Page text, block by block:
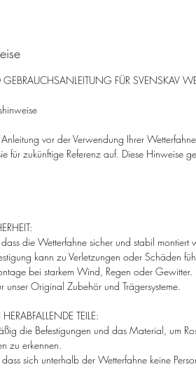
selbst bei ungünstigen
bieten unsere
Einsatzmöglichkeiten.
Highlight, diese Fahnen
Blickfang in jeder
Zur individuellen
zahlreiche Motive zur
klassischen bis zu
reichen – für jeden
dabei. Zusätzlich sind
GEBRAUCHSANLEITUNG FÜR SVENSKAV
vor der Verwendung Ihrer
für zukünftige Referenz auf. Diese Hinweise
die Wetterfahne sicher und stabil montiert
kann zu Verletzungen oder Schäden
bei starkem Wind, Regen oder Gewitter.
unser Original Zubehör und Trägersysteme.
TEILE:
die Befestigungen und das Material, um
zu erkennen.
sich unterhalb der Wetterfahne keine